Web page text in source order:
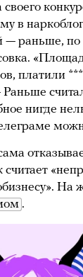
в
— раньше,
платили
нигде
считает
На
.